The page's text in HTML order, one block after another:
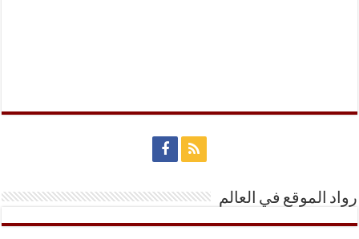
رواد الموقع في العالم